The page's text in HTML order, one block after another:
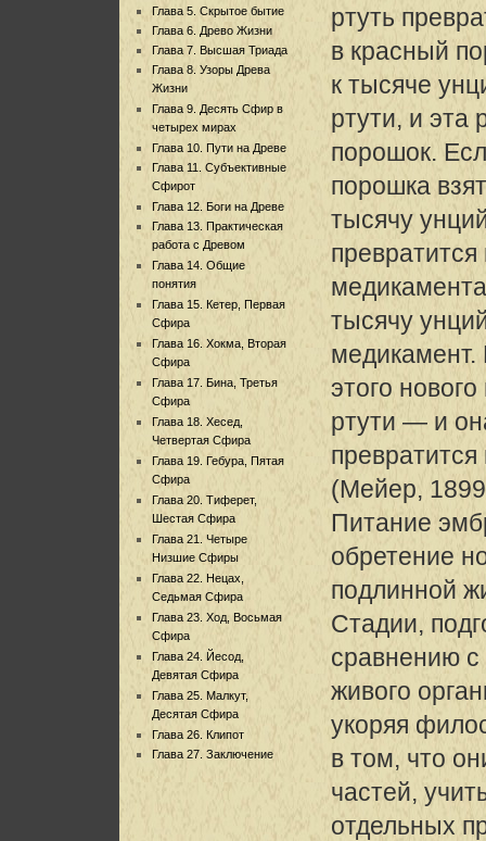
Глава 5. Скрытое бытие
Глава 6. Древо Жизни
Глава 7. Высшая Триада
Глава 8. Узоры Древа
Жизни
Глава 9. Десять Сфир в
четырех мирах
Глава 10. Пути на Древе
Глава 11. Субъективные
Сфирот
Глава 12. Боги на Древе
Глава 13. Практическая
работа с Древом
Глава 14. Общие
понятия
Глава 15. Кетер, Первая
Сфира
Глава 16. Хокма, Вторая
Сфира
Глава 17. Бина, Третья
Сфира
Глава 18. Хесед,
Четвертая Сфира
Глава 19. Гебура, Пятая
Сфира
Глава 20. Тиферет,
Шестая Сфира
Глава 21. Четыре
Низшие Сфиры
Глава 22. Нецах,
Седьмая Сфира
Глава 23. Ход, Восьмая
Сфира
Глава 24. Йесод,
Девятая Сфира
Глава 25. Малкут,
Десятая Сфира
Глава 26. Клипот
Глава 27. Заключение
ртуть
в красный
к тысяче
ртути, и эта
порошок.
порошка
тысячу
тысячу
этого
ртути — и
(Мейер,
Питание
обретение
подлинной
Стадии,
сравнению с
живого
укоряя
в том, что
частей,
отдельных